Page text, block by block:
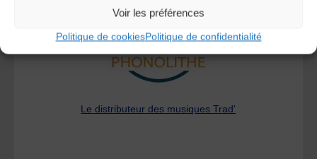
Voir les préférences
Politique de cookiesPolitique de confidentialité
Le distributeur des musiques Trad'